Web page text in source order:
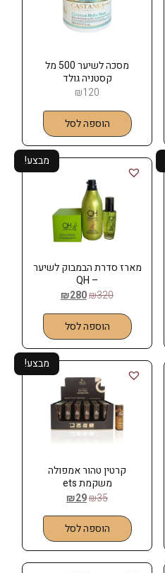
מסכה לשיער 500 מל
קסטניה גולד
₪120
הוספה לסל
מבצע!
מארז סדרת הבמבוק לשיער
– QH
₪320
₪280
הוספה לסל
מבצע!
קרטין טהור אמפולה
משקמת ets
₪35
₪29
הוספה לסל